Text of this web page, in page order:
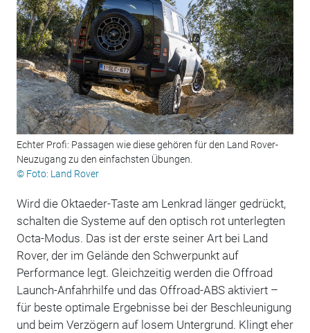
Echter Profi: Passagen wie diese gehören für den Land Rover-
Neuzugang zu den einfachsten Übungen.
© Foto: Land Rover
Wird die Oktaeder-Taste am Lenkrad länger gedrückt,
schalten die Systeme auf den optisch rot unterlegten
Octa-Modus. Das ist der erste seiner Art bei Land
Rover, der im Gelände den Schwerpunkt auf
Performance legt. Gleichzeitig werden die Offroad
Launch-Anfahrhilfe und das Offroad-ABS aktiviert –
für beste optimale Ergebnisse bei der Beschleunigung
und beim Verzögern auf losem Untergrund. Klingt eher